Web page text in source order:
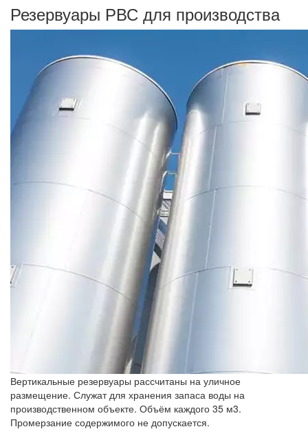
Резервуары РВС для производства
Вертикальные резервуары рассчитаны на уличное
размещение. Служат для хранения запаса воды на
производственном объекте. Объём каждого 35 м3.
Промерзание содержимого не допускается.